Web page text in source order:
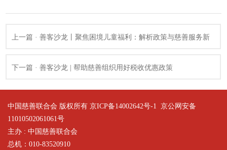
上一篇 · 善客沙龙丨聚焦困境儿童福利：解析政策与慈善服务新
趋势
下一篇 · 善客沙龙 | 帮助慈善组织用好税收优惠政策
中国慈善联合会 版权所有 京ICP备14002642号-1 京公网安备
11010502061061号
主办 : 中国慈善联合会
总机：010-83520910